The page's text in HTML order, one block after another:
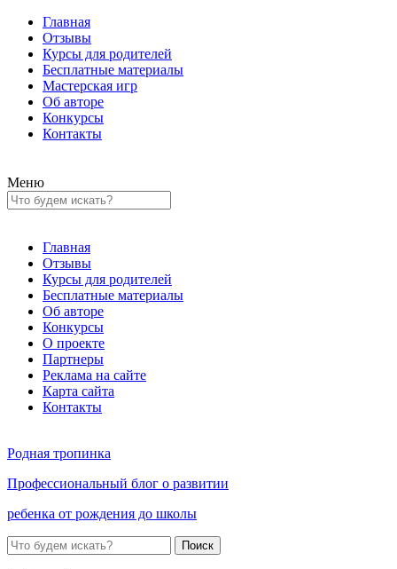
Главная
Отзывы
Курсы для родителей
Бесплатные материалы
Мастерская игр
Об авторе
Конкурсы
Контакты
Меню
Главная
Отзывы
Курсы для родителей
Бесплатные материалы
Об авторе
Конкурсы
О проекте
Партнеры
Реклама на сайте
Карта сайта
Контакты
Родная тропинка
Профессиональный блог о развитии
ребенка от рождения до школы
Поиск